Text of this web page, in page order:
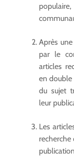
Après
par le
articles
en double
du sujet
leur
Les
recherche